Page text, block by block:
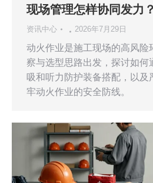
现场管理怎样协同发力？
资讯中心 2026年7月29日
动火作业是施工现场的高风险
察与选型思路出发，探讨如何
吸和听力防护装备搭配，以及
牢动火作业的安全防线。